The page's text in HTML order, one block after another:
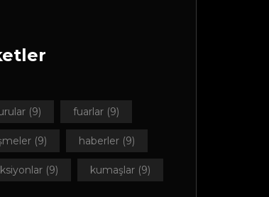
(9) fuarlar (9)
(9) haberler (9)
(9) kumaşlar (9)